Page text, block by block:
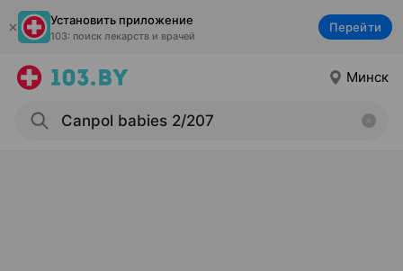
Установить приложение
103: поиск лекарств и врачей
Перейти
Минск